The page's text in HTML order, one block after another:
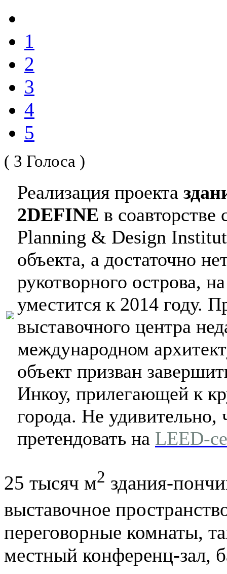
1
2
3
4
5
( 3 Голоса )
Реализация проекта
2DEFINE в
Planning & Design
объекта, а достаточно
рукотворного острова,
уместится к 2014 году.
выставочного центра
международном
объект призван
Инкоу, прилегающей к
города. Не удивительно,
претендовать на LEED-
25 тысяч м2 здания-
выставочное
переговорные комнаты,
местный конференц-зал,